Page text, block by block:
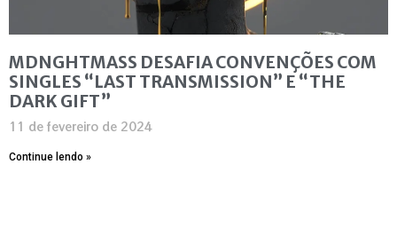
MDNGHTMASS DESAFIA CONVENÇÕES COM
SINGLES “LAST TRANSMISSION” E “THE
DARK GIFT”
11 de fevereiro de 2024
Continue lendo »